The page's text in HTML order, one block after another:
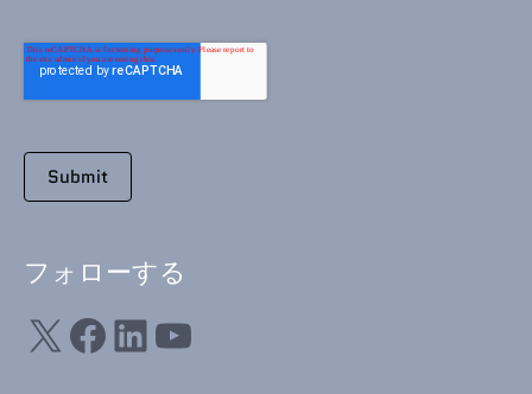
フォローする
X フェイスブックLinkedIn ユーチューブ